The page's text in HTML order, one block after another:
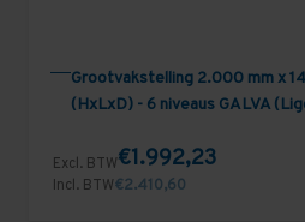
Grootvakstelling 2.000 mm x
(HxLxD) - 6 niveaus GALVA
Excl. BTW€1.992,23
Incl. BTW€2.410,60